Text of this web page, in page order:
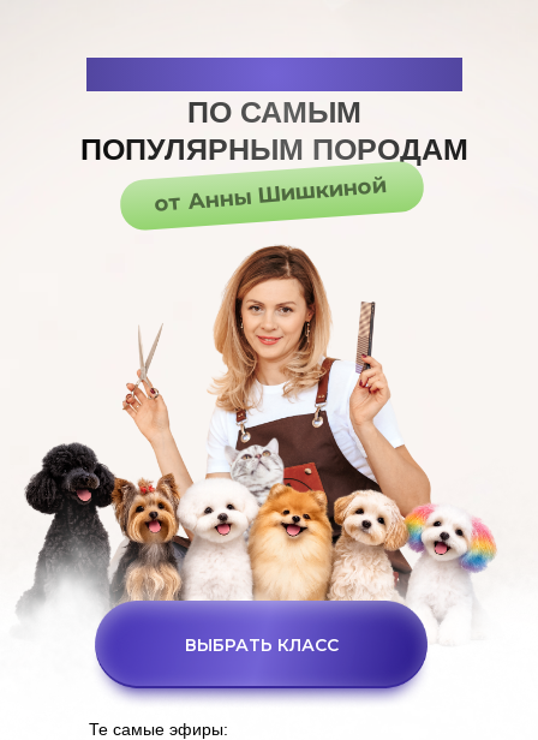
Те самые эфиры:
ПО САМЫМ
ПОПУЛЯРНЫМ ПОРОДАМ
ВЫБРАТЬ КЛАСС
от Анны Шишкиной